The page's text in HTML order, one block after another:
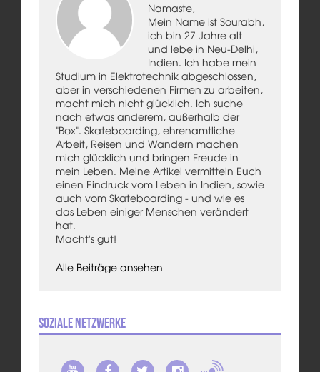
Namaste,
Mein Name ist Sourabh,
ich bin 27 Jahre alt
und lebe in Neu-Delhi,
Indien. Ich habe mein
Studium in Elektrotechnik abgeschlossen,
aber in verschiedenen Firmen zu arbeiten,
macht mich nicht glücklich. Ich suche
nach etwas anderem, außerhalb der
"Box". Skateboarding, ehrenamtliche
Arbeit, Reisen und Wandern machen
mich glücklich und bringen Freude in
mein Leben. Meine Artikel vermitteln Euch
einen Eindruck vom Leben in Indien, sowie
auch vom Skateboarding - und wie es
das Leben einiger Menschen verändert
hat.
Macht's gut!
Alle Beiträge ansehen
Soziale Netzwerke